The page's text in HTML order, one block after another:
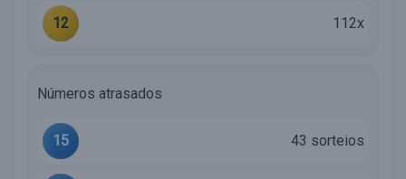
12 112x
Números atrasados
15 43 sorteios